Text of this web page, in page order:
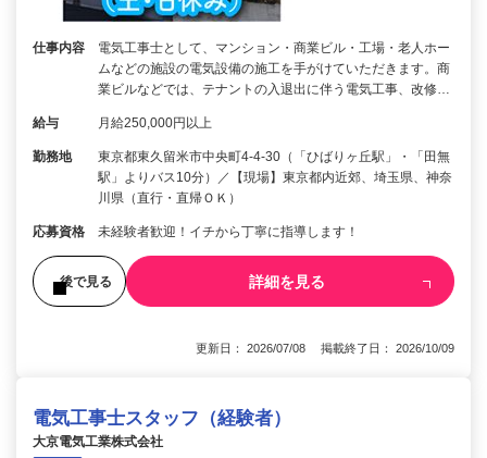
仕事内容
電気工事士として、マンション・商業ビル・工場・老人ホー
ムなどの施設の電気設備の施工を手がけていただきます。商
業ビルなどでは、テナントの入退出に伴う電気工事、改修…
給与 月給250,000円以上
勤務地
東京都東久留米市中央町4-4-30（「ひばりヶ丘駅」・「田無
駅」よりバス10分）／【現場】東京都内近郊、埼玉県、神奈
川県（直行・直帰ＯＫ）
応募資格 未経験者歓迎！イチから丁寧に指導します！
後で見る 詳細を見る
更新日： 2026/07/08 掲載終了日： 2026/10/09
電気工事士スタッフ（経験者）
大京電気工業株式会社